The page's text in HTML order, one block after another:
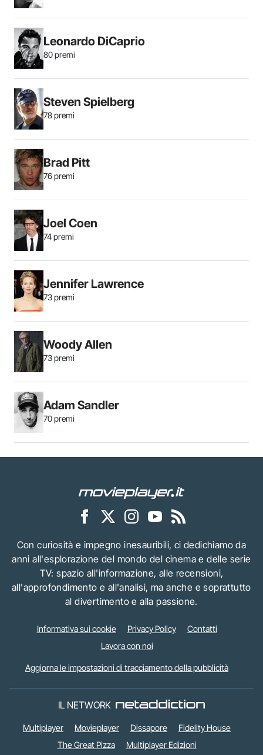
Leonardo DiCaprio
80 premi
Steven Spielberg
78 premi
Brad Pitt
76 premi
Joel Coen
74 premi
Jennifer Lawrence
73 premi
Woody Allen
73 premi
Adam Sandler
70 premi
Con curiosità e impegno inesauribili, ci dedichiamo da
anni all'esplorazione del mondo del cinema e delle serie
TV: spazio all'informazione, alle recensioni,
all'approfondimento e all'analisi, ma anche e soprattutto
al divertimento e alla passione.
Informativa sui cookie Privacy Policy
Contatti
Lavora con noi
Aggiorna le impostazioni di tracciamento della pubblicità
IL NETWORK
Multiplayer Movieplayer Dissapore
Fidelity House
The Great Pizza
Multiplayer Edizioni